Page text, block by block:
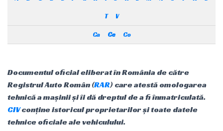
T V
Ca Ce Co
Documentul oficial eliberat în România de către
Registrul Auto Român (RAR) care atestă omologarea
tehnică a mașinii și îi dă dreptul de a fi înmatriculată.
CIVconține istoricul proprietarilor și toate datele
tehnice oficiale ale vehiculului.